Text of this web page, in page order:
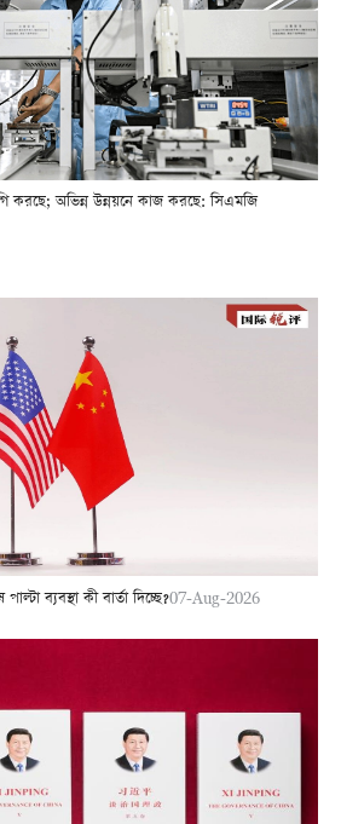
করছে; অভিন্ন উন্নয়নে কাজ করছে: সিএমজি
ব্যবস্থা কী বার্তা দিচ্ছে?07-Aug-2026